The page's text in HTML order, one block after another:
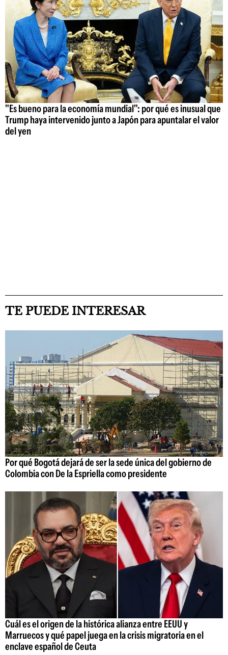
"Es bueno para la economía mundial": por qué es inusual que
Trump haya intervenido junto a Japón para apuntalar el valor
del yen
TE PUEDE INTERESAR
Por qué Bogotá dejará de ser la sede única del gobierno de
Colombia con De la Espriella como presidente
Cuál es el origen de la histórica alianza entre EEUU y
Marruecos y qué papel juega en la crisis migratoria en el
enclave español de Ceuta